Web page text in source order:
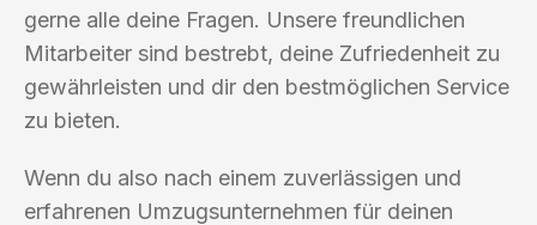
gerne alle deine Fragen. Unsere freundlichen
Mitarbeiter sind bestrebt, deine Zufriedenheit zu
gewährleisten und dir den bestmöglichen Service
zu bieten.
Wenn du also nach einem zuverlässigen und
erfahrenen Umzugsunternehmen für deinen